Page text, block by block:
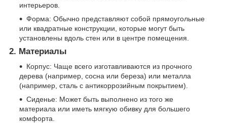
интерьеров.
Форма: Обычно представляют собой прямоугольные
или квадратные конструкции, которые могут быть
установлены вдоль стен или в центре помещения.
2. Материалы
Корпус: Чаще всего изготавливаются из прочного
дерева (например, сосна или береза) или металла
(например, сталь с антикоррозийным покрытием).
Сиденье: Может быть выполнено из того же
материала или иметь мягкую обивку для большего
комфорта.